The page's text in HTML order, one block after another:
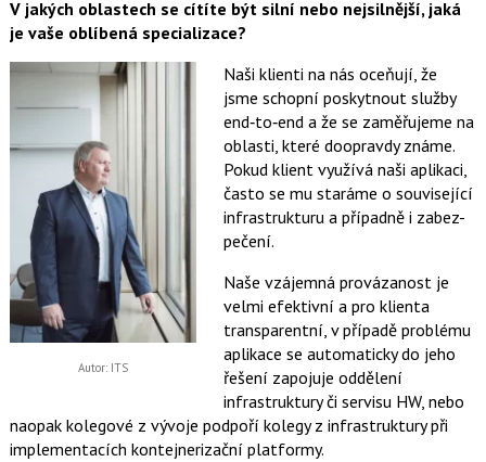
V jakých oblastech se cítíte být silní nebo nejsilnější, jaká
je vaše oblíbená specializace?
Autor: ITS
Naši klienti na nás oceňují, že
jsme schopní poskytnout služby
end‑to‑end a že se zaměřujeme na
oblasti, které doopravdy známe.
Pokud klient využívá naši aplikaci,
často se mu staráme o související
infrastrukturu a případně i zabez-
pečení.
Naše vzájemná provázanost je
velmi efektivní a pro klienta
transparentní, v případě problému
aplikace se automaticky do jeho
řešení zapojuje oddělení
infrastruktury či servisu HW, nebo
naopak kolegové z vývoje podpoří kolegy z infrastruktury při
implementacích kontejnerizační platformy.